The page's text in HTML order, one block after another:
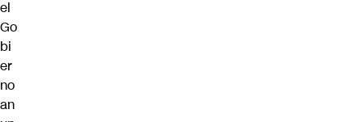
el
Go
bi
er
no
an